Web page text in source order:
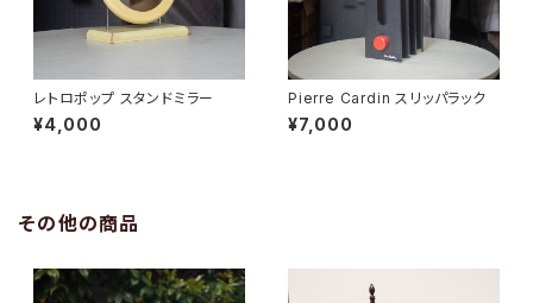
レトロポップ スタンドミラー
¥4,000
Pierre Cardin スリッパラック
¥7,000
その他の商品